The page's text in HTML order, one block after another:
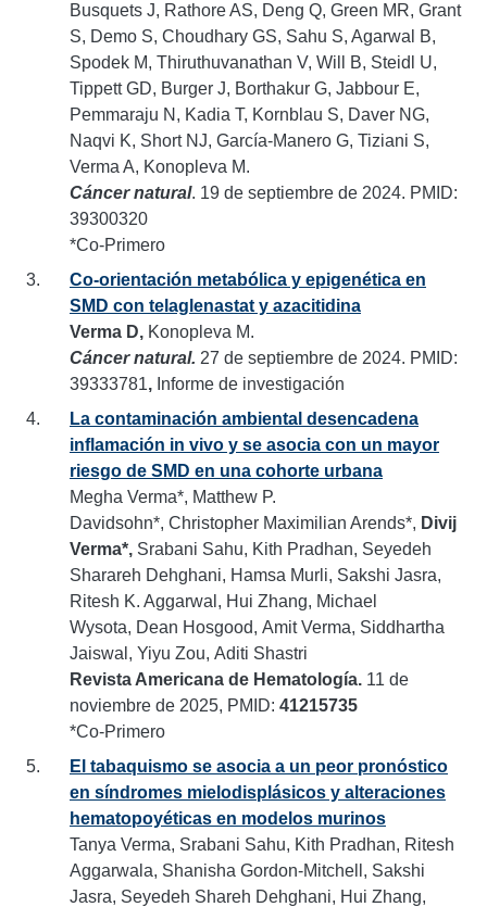
Busquets J, Rathore AS, Deng Q, Green MR, Grant
S, Demo S, Choudhary GS, Sahu S, Agarwal B,
Spodek M, Thiruthuvanathan V, Will B, Steidl U,
Tippett GD, Burger J, Borthakur G, Jabbour E,
Pemmaraju N, Kadia T, Kornblau S, Daver NG,
Naqvi K, Short NJ, García-Manero G, Tiziani S,
Verma A, Konopleva M.
Cáncer natural. 19 de septiembre de 2024. PMID:
39300320
*Co-Primero
Co-orientación metabólica y epigenética en
SMD con telaglenastat y azacitidina
Verma D, Konopleva M.
Cáncer natural. 27 de septiembre de 2024. PMID:
39333781, Informe de investigación
La contaminación ambiental desencadena
inflamación in vivo y se asocia con un mayor
riesgo de SMD en una cohorte urbana
Megha Verma*, Matthew P.
Davidsohn*, Christopher Maximilian Arends*, Divij
Verma*, Srabani Sahu, Kith Pradhan, Seyedeh
Sharareh Dehghani, Hamsa Murli, Sakshi Jasra,
Ritesh K. Aggarwal, Hui Zhang, Michael
Wysota, Dean Hosgood, Amit Verma, Siddhartha
Jaiswal, Yiyu Zou, Aditi Shastri
Revista Americana de Hematología. 11 de
noviembre de 2025, PMID: 41215735
*Co-Primero
El tabaquismo se asocia a un peor pronóstico
en síndromes mielodisplásicos y alteraciones
hematopoyéticas en modelos murinos
Tanya Verma, Srabani Sahu, Kith Pradhan, Ritesh
Aggarwala, Shanisha Gordon-Mitchell, Sakshi
Jasra, Seyedeh Shareh Dehghani, Hui Zhang,